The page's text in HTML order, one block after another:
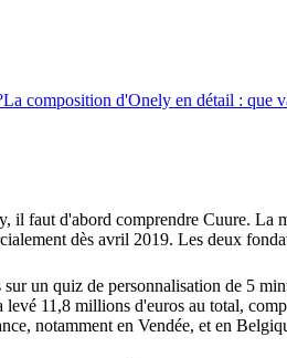
La composition d'Onely en détail : que
il faut d'abord comprendre Cuure. La
dès avril 2019. Les deux
sur un quiz de personnalisation de 5
levé 11,8 millions d'euros au total,
notamment en Vendée, et en